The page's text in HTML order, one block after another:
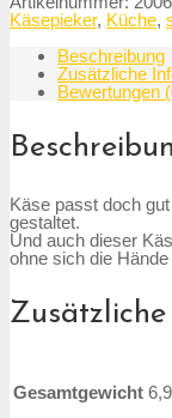
Käsepieker, Küche,
Beschreibung
Zusätzliche
Bewertungen
Käse passt doch
gestaltet.
Und auch dieser
ohne sich die
Gesamtgewicht